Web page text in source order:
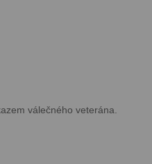
válečného veterána.